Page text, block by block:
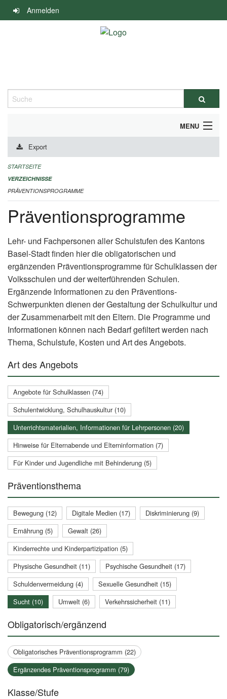
Navigation
überspringen
Anmelden
Suche
MENU
DURCHFÜHRUNG UND FINANZIERUNG
IMPRESSUM
Export
STARTSEITE
VERZEICHNISSE
PRÄVENTIONSPROGRAMME
Präventionsprogramme
Lehr- und Fachpersonen aller Schulstufen des Kantons
Basel-Stadt finden hier die obligatorischen und
ergänzenden Präventionsprogramme für Schulklassen der
Volksschulen und der weiterführenden Schulen.
Ergänzende Informationen zu den Präventions-
Schwerpunkten dienen der Gestaltung der Schulkultur und
der Zusammenarbeit mit den Eltern. Die Programme und
Informationen können nach Bedarf gefiltert werden nach
Thema, Schulstufe, Kosten und Art des Angebots.
Art des Angebots
Angebote für Schulklassen (74)
Schulentwicklung, Schulhauskultur (10)
Unterrichtsmaterialien, Informationen für Lehrpersonen (20)
Hinweise für Elternabende und Elterninformation (7)
Für Kinder und Jugendliche mit Behinderung (5)
Präventionsthema
Bewegung (12) Digitale Medien (17)
Diskriminierung (9)
Ernährung (5)
Gewalt (26)
Kinderrechte und Kinderpartizipation (5)
Physische Gesundheit (11)
Psychische Gesundheit (17)
Schuldenvermeidung (4)
Sexuelle Gesundheit (15)
Sucht (10)
Umwelt (6) Verkehrssicherheit (11)
Obligatorisch/ergänzend
Obligatorisches Präventionsprogramm (22)
Ergänzendes Präventionsprogramm (79)
Klasse/Stufe